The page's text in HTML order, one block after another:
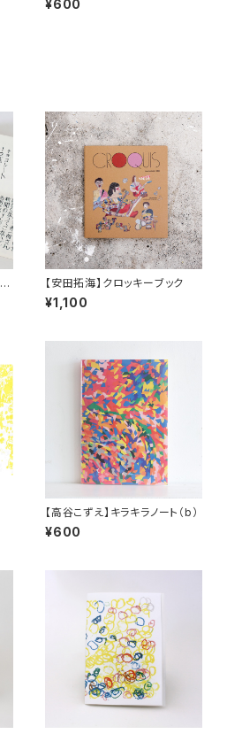
¥600
【安田拓海】クロッキーブック
¥1,100
【高谷こずえ】キラキラノート（b）
¥600